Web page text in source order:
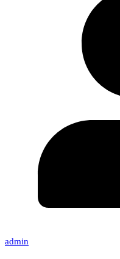
admin